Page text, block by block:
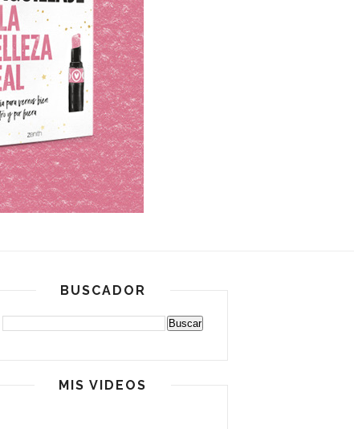
BUSCADOR
MIS VIDEOS